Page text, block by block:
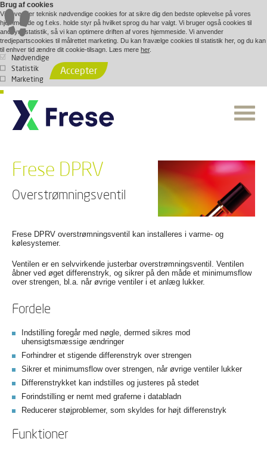
Brug af cookies
Vi anvender teknisk nødvendige cookies for at sikre dig den bedste oplevelse på vores
hjemmeside og f.eks. holde styr på hvilket sprog du har valgt. Vi bruger også cookies til
anonym statistik, så vi kan optimere driften af vores hjemmeside. Vi anvender
tredjepartscookies til målrettet marketing. Du kan fravælge cookies til statistik her, og du kan
til enhver tid ændre dit cookie-tilsagn. Læs mere her.
Nødvendige
Statistik
Marketing
Accepter
Frese DPRV
Overstrømningsventil
Frese DPRV overstrømningsventil kan installeres i varme- og
kølesystemer.
Ventilen er en selvvirkende justerbar overstrømningsventil. Ventilen
åbner ved øget differenstryk, og sikrer på den måde et minimumsflow
over strengen, bl.a. når øvrige ventiler i et anlæg lukker.
Fordele
Indstilling foregår med nøgle, dermed sikres mod
uhensigtsmæssige ændringer
Forhindrer et stigende differenstryk over strengen
Sikrer et minimumsflow over strengen, når øvrige ventiler lukker
Differenstrykket kan indstilles og justeres på stedet
Forindstilling er nemt med graferne i databladn
Reducerer støjproblemer, som skyldes for højt differenstryk
Funktioner